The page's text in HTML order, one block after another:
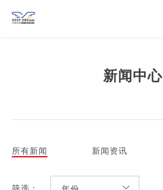
新闻中心
所有新闻 新闻资讯
筛选：